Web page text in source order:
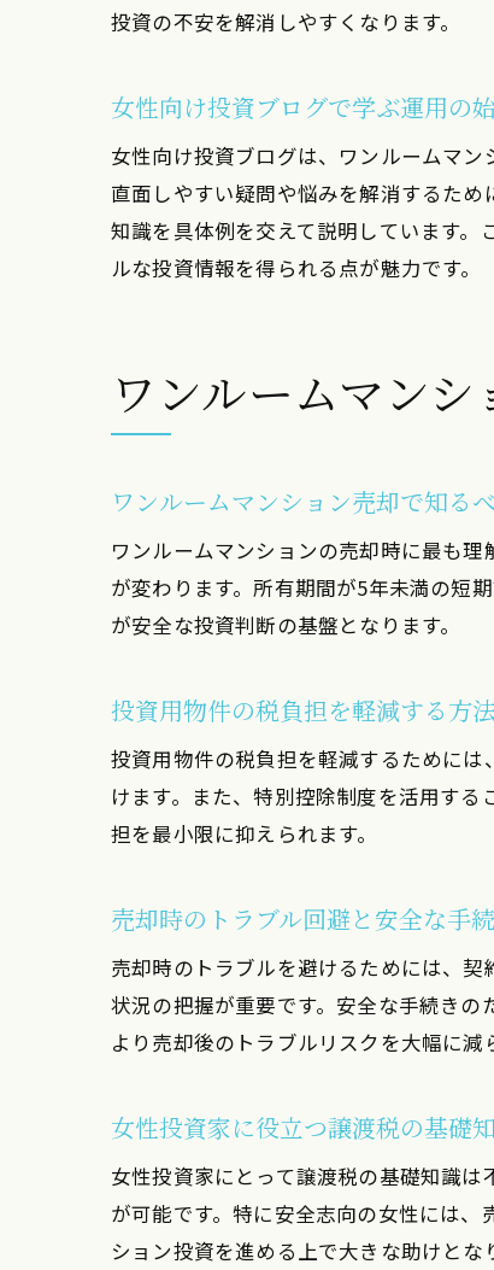
投資の不安を解消しやすくなります。
女性向け投資ブログで学ぶ運用の
女性向け投資ブログは、ワンルームマ
直面しやすい疑問や悩みを解消するた
知識を具体例を交えて説明しています
ルな投資情報を得られる点が魅力です。
ワンルームマン
ワンルームマンション売却で知る
ワンルームマンションの売却時に最も
が変わります。所有期間が5年未満の短
が安全な投資判断の基盤となります。
投資用物件の税負担を軽減する方
投資用物件の税負担を軽減するために
けます。また、特別控除制度を活用す
担を最小限に抑えられます。
売却時のトラブル回避と安全な手
売却時のトラブルを避けるためには、
状況の把握が重要です。安全な手続き
より売却後のトラブルリスクを大幅に減
女性投資家に役立つ譲渡税の基礎
女性投資家にとって譲渡税の基礎知識
が可能です。特に安全志向の女性には
ション投資を進める上で大きな助けとな